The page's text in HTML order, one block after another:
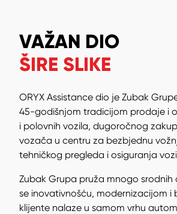
VAŽAN DIO
ŠIRE SLIKE
ORYX Assistance dio je Zubak
45-godišnjom tradicijom prodaje i
i polovnih vozila, dugoročnog
vozača u centru za bezbjednu
tehničkog pregleda i osiguranja
Zubak Grupa pruža mnogo srodnih
se inovativnošću, modernizacijom i
klijente nalaze u samom vrhu